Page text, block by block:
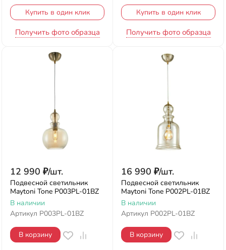
Купить в один клик
Получить фото образца
Купить в один клик
Получить фото образца
12 990 ₽/шт.
Подвесной светильник
Maytoni Tone P003PL-01BZ
В наличии
Артикул P003PL-01BZ
В корзину
16 990 ₽/шт.
Подвесной светильник
Maytoni Tone P002PL-01BZ
В наличии
Артикул P002PL-01BZ
В корзину